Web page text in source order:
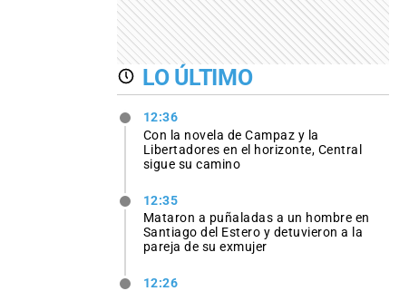
LO ÚLTIMO
12:36
Con la novela de Campaz y la
Libertadores en el horizonte, Central
sigue su camino
12:35
Mataron a puñaladas a un hombre en
Santiago del Estero y detuvieron a la
pareja de su exmujer
12:26